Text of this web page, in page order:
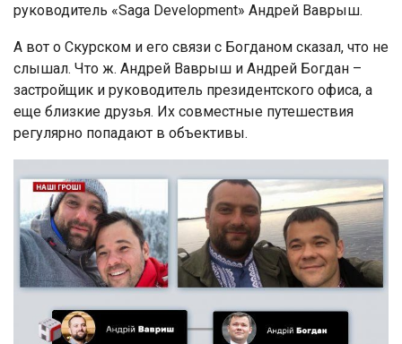
руководитель «Saga Development» Андрей Ваврыш.
А вот о Скурском и его связи с Богданом сказал, что не
слышал. Что ж. Андрей Ваврыш и Андрей Богдан –
застройщик и руководитель президентского офиса, а
еще близкие друзья. Их совместные путешествия
регулярно попадают в объективы.